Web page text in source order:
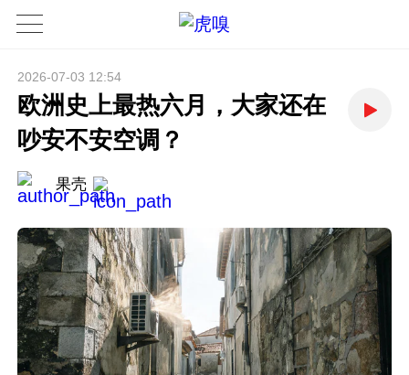
2026-07-03 12:54
欧洲史上最热六月，大家还在
吵安不安空调？
果壳